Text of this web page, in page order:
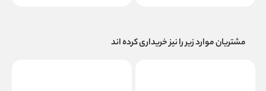
مشتریان موارد زیر را نیز خریداری کرده اند